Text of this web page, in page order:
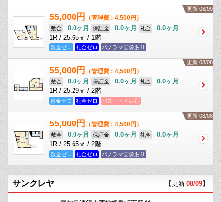
更新 08/09
55,000円 （管理費：4,500円）
敷金 0.0ヶ月 保証金 0.0ヶ月 礼金
0.0ヶ月
1R / 25.65㎡ / 1階
敷金ゼロ 礼金ゼロ パノラマ画像あり
更新 08/08
55,000円 （管理費：4,500円）
敷金 0.0ヶ月 保証金 0.0ヶ月 礼金
0.0ヶ月
1R / 25.29㎡ / 2階
敷金ゼロ 礼金ゼロ バス・トイレ別
更新 08/08
55,000円 （管理費：4,500円）
敷金 0.0ヶ月 保証金 0.0ヶ月 礼金
0.0ヶ月
1R / 25.65㎡ / 2階
敷金ゼロ 礼金ゼロ パノラマ画像あり
サンクレヤ 【更新 08/09】